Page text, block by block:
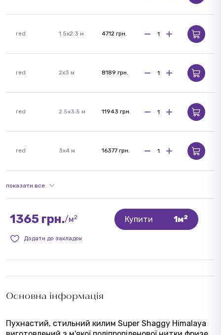
Основна інформація
Пухнастий, стильний килим Super Shaggy Himalaya
red 1.5х2.3 м 4712 грн.
red 2х3 м 8189 грн.
red 2.5х3.5 м 11943 грн.
red 3х4 м 16377 грн.
показати все
1365 грн./м2 Купити 1м2
Додати до закладок